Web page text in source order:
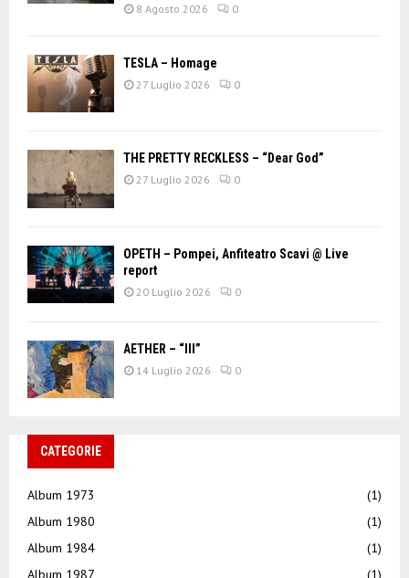
8 Agosto 2026 0
TESLA – Homage
27 Luglio 2026 0
THE PRETTY RECKLESS – “Dear God”
27 Luglio 2026 0
OPETH – Pompei, Anfiteatro Scavi @ Live
report
20 Luglio 2026 0
AETHER – “III”
14 Luglio 2026 0
CATEGORIE
Album 1973
(1)
Album 1980
(1)
Album 1984
(1)
Album 1987
(1)